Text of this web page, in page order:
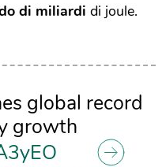
di miliardi di joule.
global record
growth